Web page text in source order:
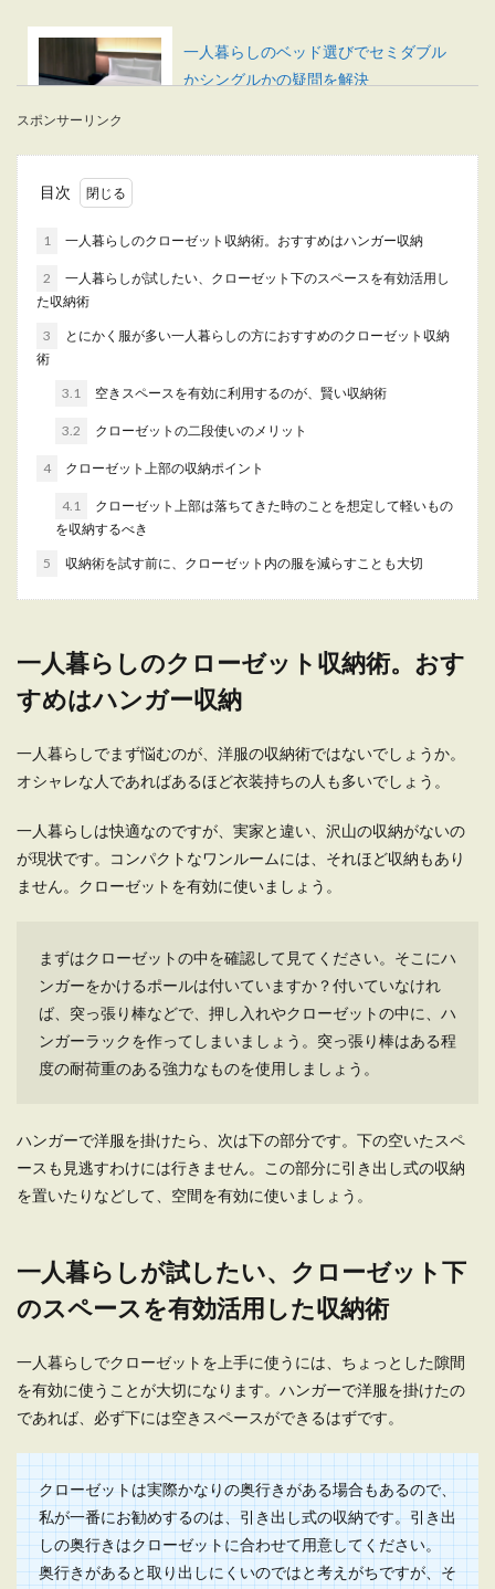
一人暮らしのベッド選びでセミダブル
かシングルかの疑問を解決
飼う前にチェックしたいこと
散歩の必要がない猫は、一人暮らしにぴったりな
一人暮らしの夕飯を外食で済ませたい
時のお店選びとポイント
という気持ちよくわかります。 仕事で疲れて帰
一人暮らしのお風呂は寒い…暖かくす
る方法を紹介します
一人暮らしをしているとお風呂場が寒かったり、
上がった後も寒いことがありますよね。 この寒い
一人暮らしのペットは犬と猫のどっ
一人暮らしをしている人の中には、これからペッ
トを飼おうか考えている人もいるのではないでし
ょうか。飼う...
要？スリッパ問題を解決
一人暮らしで悩むのがトイレスリッパ。 一人暮ら
しだとトイレは自分以外使うことがほとんどな
一人暮らしで最初に購入したい食材・
一人暮らしを始めたばかりの人は、最初にどのよ
うな食材を購入すれば良いのかわからないもので
【一人暮らしに最適な間取り】40代女
性のための部屋の選び方
スポンサーリンク
目次
1 一人暮らしのクローゼット収納術。おすすめはハンガー収納
2
一人暮らしが試したい、クローゼット下のスペースを有効活用し
た収納術
3
とにかく服が多い一人暮らしの方におすすめのクローゼット収納
術
3.1 空きスペースを有効に利用するのが、賢い収納術
3.2 クローゼットの二段使いのメリット
4 クローゼット上部の収納ポイント
4.1
クローゼット上部は落ちてきた時のことを想定して軽いもの
を収納するべき
5 収納術を試す前に、クローゼット内の服を減らすことも大切
一人暮らしのクローゼット収納術。おす
すめはハンガー収納
一人暮らしでまず悩むのが、洋服の収納術ではないでしょうか。
オシャレな人であればあるほど衣装持ちの人も多いでしょう。
一人暮らしは快適なのですが、実家と違い、沢山の収納がないの
が現状です。コンパクトなワンルームには、それほど収納もあり
ません。クローゼットを有効に使いましょう。
まずはクローゼットの中を確認して見てください。そこにハ
ンガーをかけるポールは付いていますか？付いていなけれ
ば、突っ張り棒などで、押し入れやクローゼットの中に、ハ
ンガーラックを作ってしまいましょう。突っ張り棒はある程
度の耐荷重のある強力なものを使用しましょう。
ハンガーで洋服を掛けたら、次は下の部分です。下の空いたスペ
ースも見逃すわけには行きません。この部分に引き出し式の収納
を置いたりなどして、空間を有効に使いましょう。
一人暮らしが試したい、クローゼット下
のスペースを有効活用した収納術
一人暮らしでクローゼットを上手に使うには、ちょっとした隙間
を有効に使うことが大切になります。ハンガーで洋服を掛けたの
であれば、必ず下には空きスペースができるはずです。
クローゼットは実際かなりの奥行きがある場合もあるので、
私が一番にお勧めするのは、引き出し式の収納です。引き出
しの奥行きはクローゼットに合わせて用意してください。
奥行きがあると取り出しにくいのではと考えがちですが、そ